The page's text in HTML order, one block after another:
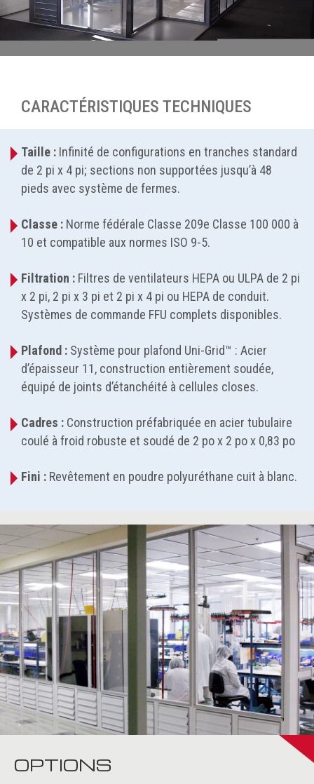
CARACTÉRISTIQUES TECHNIQUES
Taille : Infinité de configurations en tranches standard
de 2 pi x 4 pi; sections non supportées jusqu’à 48
pieds avec système de fermes.
Classe : Norme fédérale Classe 209e Classe 100 000 à
10 et compatible aux normes ISO 9-5.
Filtration : Filtres de ventilateurs HEPA ou ULPA de 2 pi
x 2 pi, 2 pi x 3 pi et 2 pi x 4 pi ou HEPA de conduit.
Systèmes de commande FFU complets disponibles.
Plafond : Système pour plafond Uni-Grid™ : Acier
d’épaisseur 11, construction entièrement soudée,
équipé de joints d’étanchéité à cellules closes.
Cadres : Construction préfabriquée en acier tubulaire
coulé à froid robuste et soudé de 2 po x 2 po x 0,83 po
Fini : Revêtement en poudre polyuréthane cuit à blanc.
OPTIONS